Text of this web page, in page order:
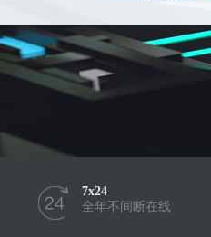
7x24
全年不间断在线